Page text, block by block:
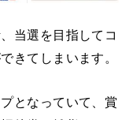
当選を目指してコ
きてしまいます。
となっていて、賞